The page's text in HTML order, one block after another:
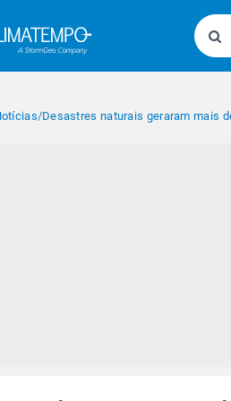
/Desastres naturais geraram mais